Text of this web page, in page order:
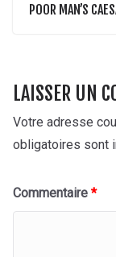
POOR MAN’S
LAISSER UN
Votre adresse
obligatoires sont
Commentaire *